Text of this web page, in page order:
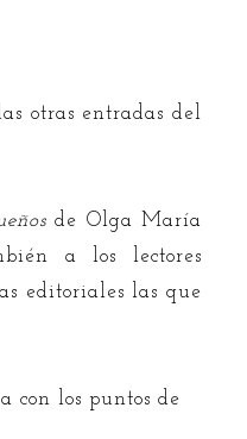
otras entradas del
de Olga María
a los lectores
editoriales las que
con los puntos de